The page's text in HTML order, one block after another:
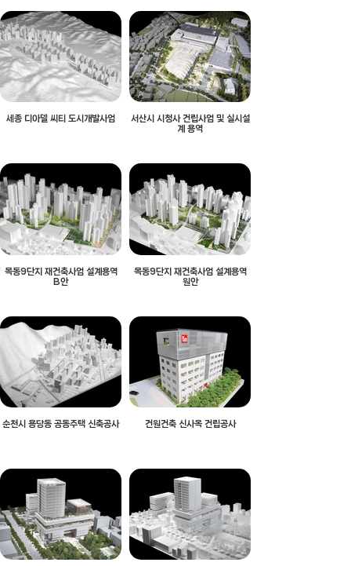
세종 디아델 씨티 도시개발사업
서산시 시청사 건립사업 및 실시설
계 용역
목동9단지 재건축사업 설계용역
B안
목동9단지 재건축사업 설계용역
원안
순천시 용당동 공동주택 신축공사 건원건축 신사옥 건립공사